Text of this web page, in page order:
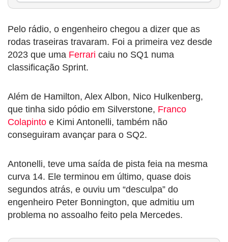
Pelo rádio, o engenheiro chegou a dizer que as
rodas traseiras travaram. Foi a primeira vez desde
2023 que uma Ferrari caiu no SQ1 numa
classificação Sprint.
Além de Hamilton, Alex Albon, Nico Hulkenberg,
que tinha sido pódio em Silverstone, Franco
Colapinto e Kimi Antonelli, também não
conseguiram avançar para o SQ2.
Antonelli, teve uma saída de pista feia na mesma
curva 14. Ele terminou em último, quase dois
segundos atrás, e ouviu um “desculpa” do
engenheiro Peter Bonnington, que admitiu um
problema no assoalho feito pela Mercedes.